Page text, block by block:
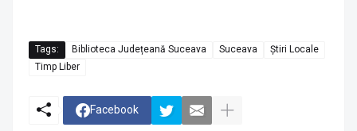
Tags: Biblioteca Județeană Suceava Suceava
Știri Locale
Timp Liber
Facebook